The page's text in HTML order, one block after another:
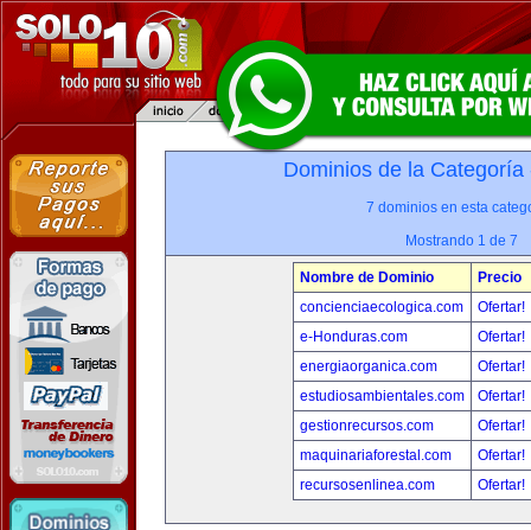
Dominios de la
7 dominios en esta
Mostrando 1 de 7
Nombre de Dominio
Precio
concienciaecologica.com
Ofertar!
e-Honduras.com
Ofertar!
energiaorganica.com
Ofertar!
estudiosambientales.com
Ofertar!
gestionrecursos.com
Ofertar!
maquinariaforestal.com
Ofertar!
recursosenlinea.com
Ofertar!